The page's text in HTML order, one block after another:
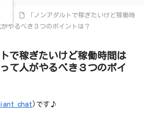
「ノンアダルトで稼ぎたいけど稼働時
やるべき３つのポイントは？
で稼ぎたいけど稼働時間は
て人がやるべき３つのポイ
)です♪